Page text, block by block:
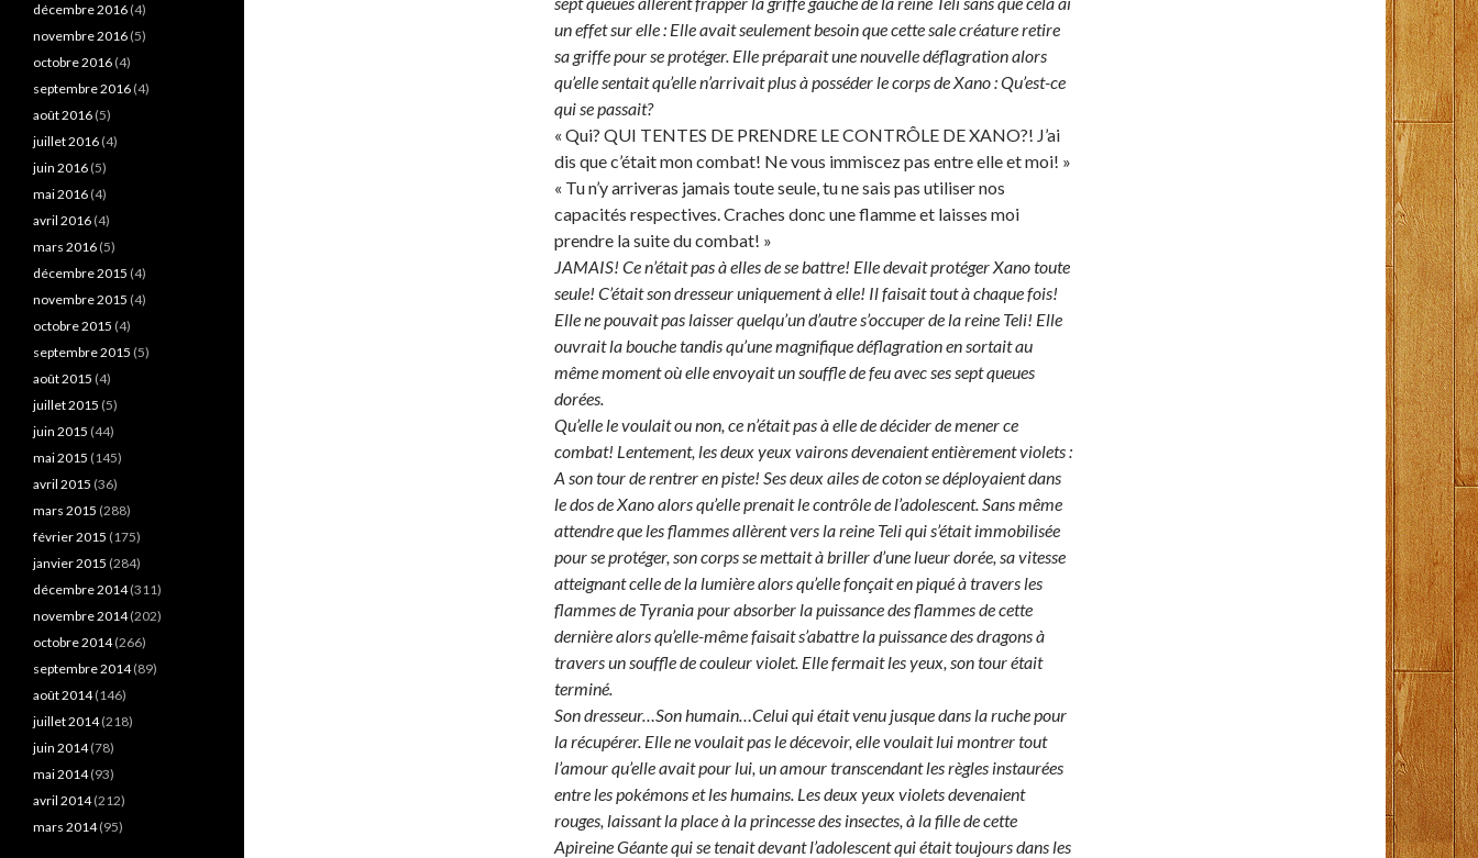
un effet sur elle : Elle avait seulement besoin que cette sale créature retire
sa griffe pour se protéger. Elle préparait une nouvelle déflagration alors
qu’elle sentait qu’elle n’arrivait plus à posséder le corps de Xano : Qu’est-ce
qui se passait?
« Qui? QUI TENTES DE PRENDRE LE CONTRÔLE DE XANO?! J’ai
dis que c’était mon combat! Ne vous immiscez pas entre elle et moi! »
« Tu n’y arriveras jamais toute seule, tu ne sais pas utiliser nos
capacités respectives. Craches donc une flamme et laisses moi
prendre la suite du combat! »
JAMAIS! Ce n’était pas à elles de se battre! Elle devait protéger Xano toute
seule! C’était son dresseur uniquement à elle! Il faisait tout à chaque fois!
Elle ne pouvait pas laisser quelqu’un d’autre s’occuper de la reine Teli! Elle
ouvrait la bouche tandis qu’une magnifique déflagration en sortait au
même moment où elle envoyait un souffle de feu avec ses sept queues
dorées.
Qu’elle le voulait ou non, ce n’était pas à elle de décider de mener ce
combat! Lentement, les deux yeux vairons devenaient entièrement violets :
A son tour de rentrer en piste! Ses deux ailes de coton se déployaient dans
le dos de Xano alors qu’elle prenait le contrôle de l’adolescent. Sans même
attendre que les flammes allèrent vers la reine Teli qui s’était immobilisée
pour se protéger, son corps se mettait à briller d’une lueur dorée, sa vitesse
atteignant celle de la lumière alors qu’elle fonçait en piqué à travers les
flammes de Tyrania pour absorber la puissance des flammes de cette
dernière alors qu’elle-même faisait s’abattre la puissance des dragons à
travers un souffle de couleur violet. Elle fermait les yeux, son tour était
terminé.
Son dresseur…Son humain…Celui qui était venu jusque dans la ruche pour
la récupérer. Elle ne voulait pas le décevoir, elle voulait lui montrer tout
l’amour qu’elle avait pour lui, un amour transcendant les règles instaurées
entre les pokémons et les humains. Les deux yeux violets devenaient
rouges, laissant la place à la princesse des insectes, à la fille de cette
Apireine Géante qui se tenait devant l’adolescent qui était toujours dans les
décembre 2016 (4)
novembre 2016 (5)
octobre 2016 (4)
septembre 2016 (4)
août 2016 (5)
juillet 2016 (4)
juin 2016 (5)
mai 2016 (4)
avril 2016 (4)
mars 2016 (5)
décembre 2015 (4)
novembre 2015 (4)
octobre 2015 (4)
septembre 2015 (5)
août 2015 (4)
juillet 2015 (5)
juin 2015 (44)
mai 2015 (145)
avril 2015 (36)
mars 2015 (288)
février 2015 (175)
janvier 2015 (284)
décembre 2014(311)
novembre 2014(202)
octobre 2014(266)
septembre 2014(89)
août 2014(146)
juillet 2014(218)
juin 2014(78)
mai 2014(93)
avril 2014(212)
mars 2014(95)